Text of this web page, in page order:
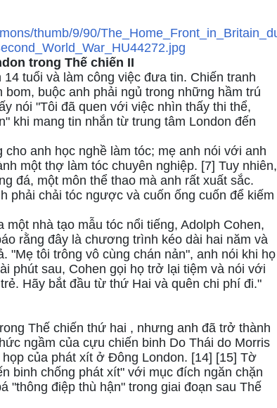
trong Thế chiến II
tuổi và làm công việc đưa tin. Chiến tranh
buộc anh phải ngủ trong những hầm trú
nói "Tôi đã quen với việc nhìn thấy thi thể,
khi mang tin nhắn từ trung tâm London đến
anh học nghề làm tóc; mẹ anh nói với anh
một thợ làm tóc chuyên nghiệp. [7] Tuy nhiên,
đá, một môn thể thao mà anh rất xuất sắc.
phải chải tóc ngược và cuốn ống cuốn để kiếm
nhà tạo mẫu tóc nổi tiếng, Adolph Cohen,
rằng đây là chương trình kéo dài hai năm và
"Mẹ tôi trông vô cùng chán nản", anh nói khi họ
phút sau, Cohen gọi họ trở lại tiệm và nói với
Hãy bắt đầu từ thứ Hai và quên chi phí đi."
Thế chiến thứ hai , nhưng anh đã trở thành
ngầm của cựu chiến binh Do Thái do Morris
của phát xít ở Đông London. [14] [15] Tờ
binh chống phát xít" với mục đích ngăn chặn
"thông điệp thù hận" trong giai đoạn sau Thế